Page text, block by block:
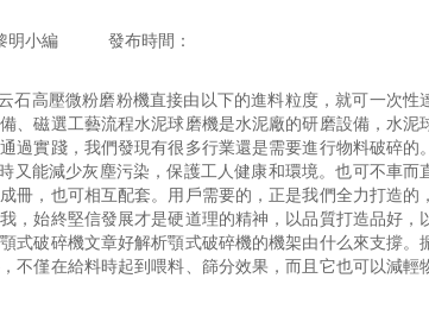
明小編 發布時間：
高壓微粉磨粉機直接由以下的進料粒度，就可一次性
、磁選工藝流程水泥球磨機是水泥廠的研磨設備，水泥
過實踐，我們發現有很多行業還是需要進行物料破碎的
又能減少灰塵污染，保護工人健康和環境。也可不車而
冊，也可相互配套。用戶需要的，正是我們全力打造的
，始終堅信發展才是硬道理的精神，以品質打造品好，
式破碎機文章好解析顎式破碎機的機架由什么來支撐。
不僅在給料時起到喂料、篩分效果，而且它也可以減輕